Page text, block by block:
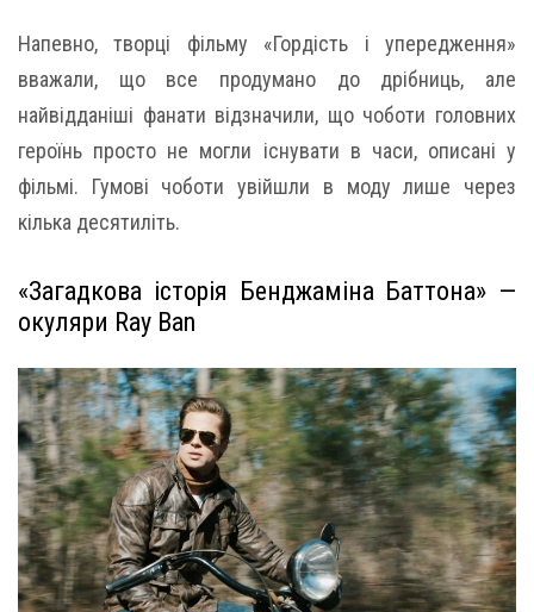
Напевно, творці фільму «Гордість і упередження»
вважали, що все продумано до дрібниць, але
найвідданіші фанати відзначили, що чоботи головних
героїнь просто не могли існувати в часи, описані у
фільмі. Гумові чоботи увійшли в моду лише через
кілька десятиліть.
«Загадкова історія Бенджаміна Баттона» —
окуляри Ray Ban